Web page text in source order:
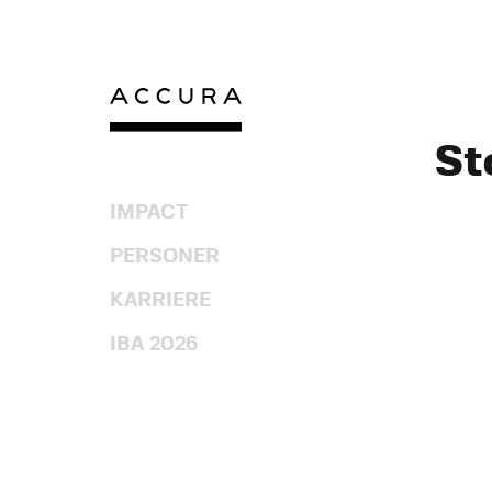
IMPACT
PERSONER
KARRIERE
IBA 2026